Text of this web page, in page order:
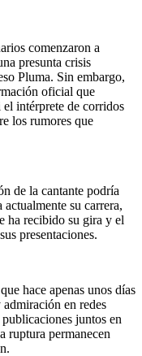
comenzaron a
presunta crisis
Pluma. Sin embargo,
oficial que
el intérprete de corridos
los rumores que
de la cantante podría
su carrera,
ha recibido su gira y el
presentaciones.
hace apenas unos días
en redes
juntos en
ruptura permanecen